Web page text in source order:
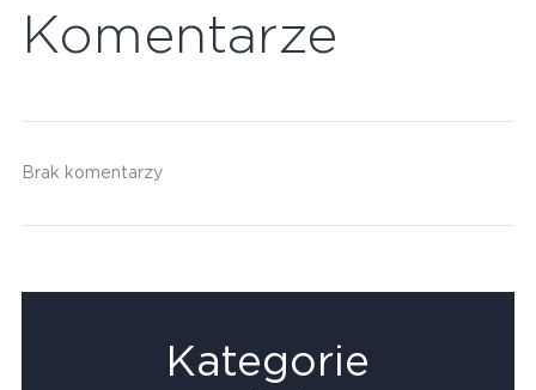
Komentarze
Brak komentarzy
Kategorie